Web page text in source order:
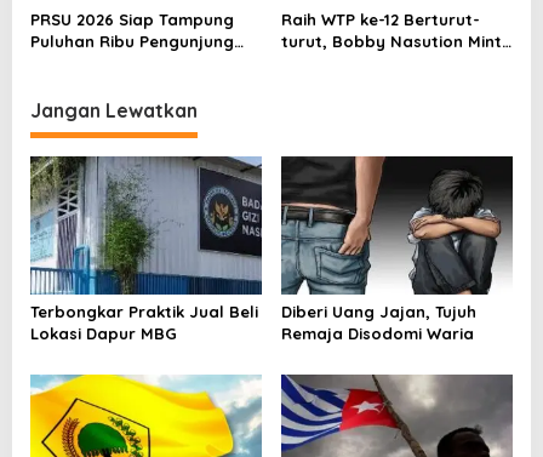
Kejagung
Asahan di PRSU 2026
PRSU 2026 Siap Tampung
Puluhan Ribu Pengunjung
Raih WTP ke-12 Berturut-
turut, Bobby Nasution Minta
Jangan Lewatkan
Terbongkar Praktik Jual Beli
Lokasi Dapur MBG
Diberi Uang Jajan, Tujuh
Remaja Disodomi Waria